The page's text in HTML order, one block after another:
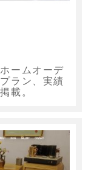
ームオーデ
ラン、実績
載。